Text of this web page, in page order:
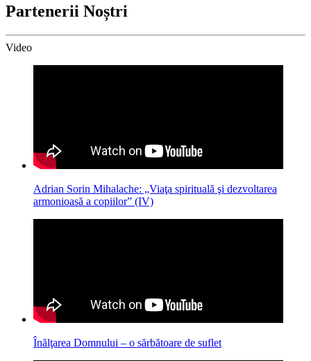
Partenerii Noștri
Video
Adrian Sorin Mihalache: „Viaţa spirituală şi dezvoltarea
armonioasă a copiilor” (IV)
Înălţarea Domnului – o sărbătoare de suflet